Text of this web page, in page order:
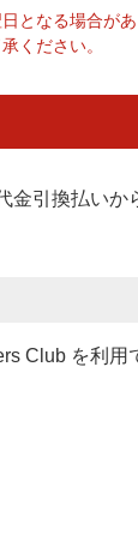
となる場合が
ください。
金引換払いか
Club を利用